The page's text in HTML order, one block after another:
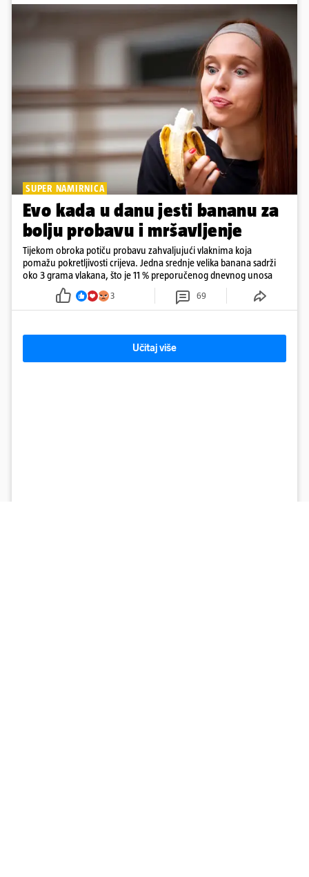
SUPER NAMIRNICA
Evo kada u danu jesti bananu za
bolju probavu i mršavljenje
Tijekom obroka potiču probavu zahvaljujući vlaknima koja
pomažu pokretljivosti crijeva. Jedna srednje velika banana sadrži
oko 3 grama vlakana, što je 11 % preporučenog dnevnog unosa
3 69
Učitaj više